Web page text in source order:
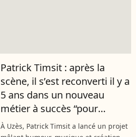
Patrick Timsit : après la
scène, il s’est reconverti il y a
5 ans dans un nouveau
métier à succès “pour
donner du bonheur aux
À Uzès, Patrick Timsit a lancé un projet